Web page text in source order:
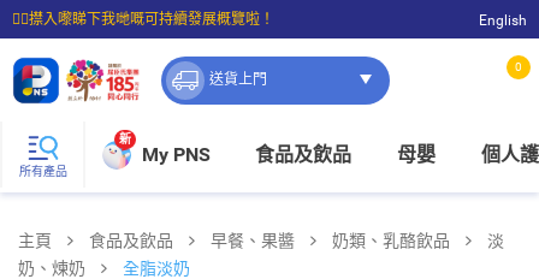
☝🏼㩒入嚟睇下我哋嘅可持續發展概覽啦！
⭐購物滿$399即享免費送貨；滿$100即可免費店取。
English
送貨上門
0
所有產品
新
My PNS 食品及飲品 母嬰 個人
主頁 食品及飲品 早餐、果醬 奶類、乳酪飲品
淡
奶、煉奶
全脂淡奶